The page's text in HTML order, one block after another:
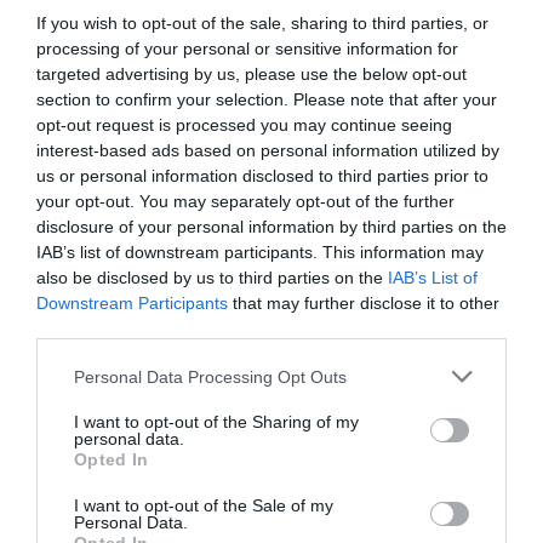
If you wish to opt-out of the sale, sharing to third parties, or
processing of your personal or sensitive information for
targeted advertising by us, please use the below opt-out
section to confirm your selection. Please note that after your
opt-out request is processed you may continue seeing
interest-based ads based on personal information utilized by
us or personal information disclosed to third parties prior to
your opt-out. You may separately opt-out of the further
disclosure of your personal information by third parties on the
IAB’s list of downstream participants. This information may
also be disclosed by us to third parties on the IAB’s List of
Downstream Participants that may further disclose it to other
Please note that this website/app uses one or more Google
not limited to your visit or usage behaviour. You may click to
grant or deny consent to Google and its third-party tags to
use your data for below specified purposes in below Google
consent section.
Personal Data Processing Opt Outs
I want to opt-out of the Sharing of my
personal data.
Opted In
I want to opt-out of the Sale of my
Personal Data.
enyhülhet-e az
aszály a
következő
napokban
Itt a legfrissebb,
egy hétre
vonatkozó
időjárás-
előrejelzés!
Mutatjuk, hogy
milyen idő várható
napokban!
hazai
málnatermesztés
hanyatlásához
A jelenlegi trendek
alapján néhány
éven belül szinte
teljesen
megszűnhet a
kereskedelmi célú
málnatermesztés
pedig a
nemzetközileg is
sörben
magyar komló
A „magyar komló
fővárosává” vált
egy Somogy
megyei pár száz
lelkes falu az
utóbbi években. A
az egyik vezető
friss komlóval. A